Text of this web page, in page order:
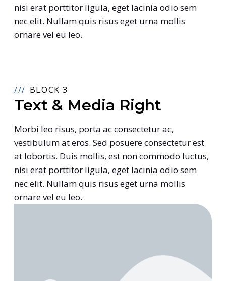
nisi erat porttitor ligula, eget lacinia odio sem
nec elit. Nullam quis risus eget urna mollis
ornare vel eu leo.
BLOCK 3
Text & Media Right
Morbi leo risus, porta ac consectetur ac,
vestibulum at eros. Sed posuere consectetur est
at lobortis. Duis mollis, est non commodo luctus,
nisi erat porttitor ligula, eget lacinia odio sem
nec elit. Nullam quis risus eget urna mollis
ornare vel eu leo.